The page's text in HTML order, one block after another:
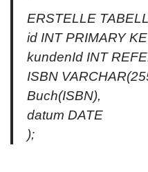
ERSTELLE
id INT PRIMARY
kundenId INT
ISBN
Buch(ISBN),
datum DATE
);